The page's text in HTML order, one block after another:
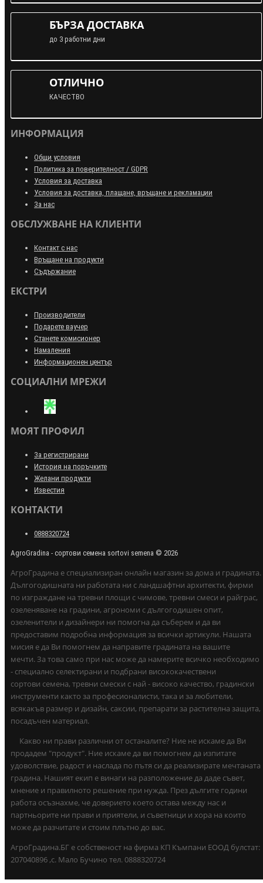
БЪРЗА ДОСТАВКА
до 3 работни дни
ОТЛИЧНО
КАЧЕСТВО
ИНФОРМАЦИЯ
Общи условия
Политика за поверителност / GDPR
Условия за доставка
Условия за доставка, плащане, връщане и рекламации
За нас
ОБСЛУЖВАНЕ НА КЛИЕНТИ
Контакт с нас
Връщане на продукти
Съдържание
ЕКСТРИ
Производители
Подарете ваучер
Станете комисионер
Намаления
Информационен център
СОЦИАЛНИ МРЕЖИ
МОЯТ ПРОФИЛ
За регистрирани
История на поръчките
Желани продукти
Известия
КОНТАКТИ
0888320724
AgroGradina - сортови семена sortovi semena © 2026
АгроГрадина е специализиран онлайн магазин за дома и градината.
Дългогодишната ни работата ни с ландшафтни архитекти, фирми
по изграждане на тревни площи с чимове, тревни смеси и райграс,
озеленяване на градини, агрономи с дългогодишен опит,
озеленители и дизайнери ни помогна да съберем и да ви
предоставим подробна информация за всички артикули. Нашата
мисия е да Ви помогнем да направите градината на вашите
мечти. За това само при нас може да намерите всичко необходимо
- специално селектирани и подбрани висококачествени
сортови семена, тревни смески с най - високо качество, градински
инструменти както за професионалисти, така и за любители,
всякакъв размер и дизайн, саксии, препарати за растителна защита,
посадъчен материал.
Какво ни прави различни от останалите? Ние не искаме да Ви
продадем "продукт". Ние искаме да ви помогнем да изпитате
удоволствие, радост и наслада по пътя си да реализирате мечтаната
градина. Нашият екип е винаги на разположение да даде съвет,
мнение и правилното решение при нужда. През дългите години
работа осъзнахме, че доверието което остава между нас и
партньорите ни прави и приятели, и съветници и хора на които
може да разчитате и стоим плътно до вас.
АгроГрадина.БГ е собственост на фирма КП Къмпани ЕООД булстат:
207040896 ,с. Мало Бучино тел. 0888320724